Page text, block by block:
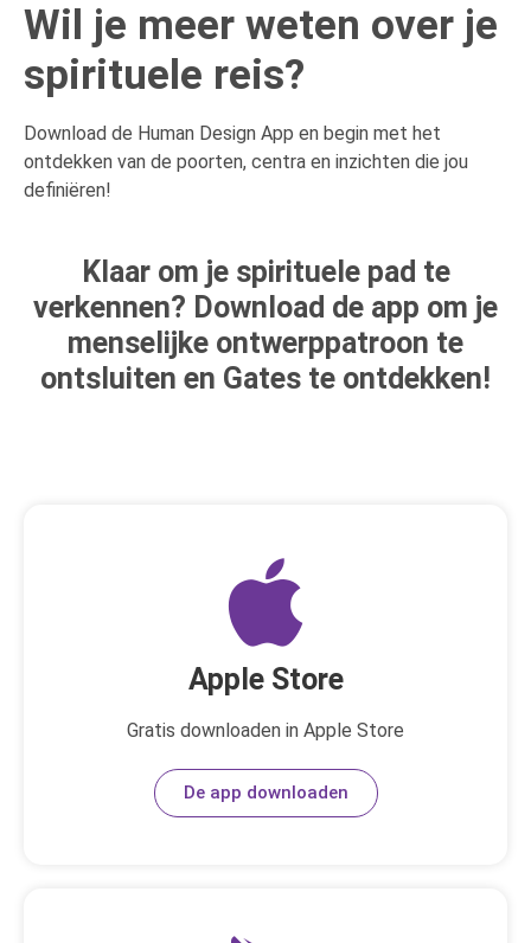
Wil je meer weten over je
spirituele reis?
Download de Human Design App en begin met het
ontdekken van de poorten, centra en inzichten die jou
definiëren!
Klaar om je spirituele pad te
verkennen? Download de app om je
menselijke ontwerppatroon te
ontsluiten en Gates te ontdekken!
Apple Store
Gratis downloaden in Apple Store
De app downloaden